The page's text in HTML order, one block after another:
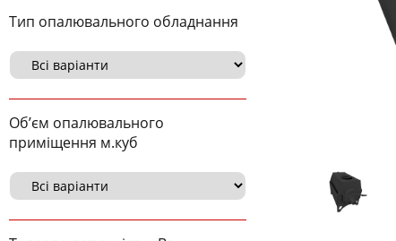
Тип опалювального обладнання
Об’єм опалювального
приміщення м.куб